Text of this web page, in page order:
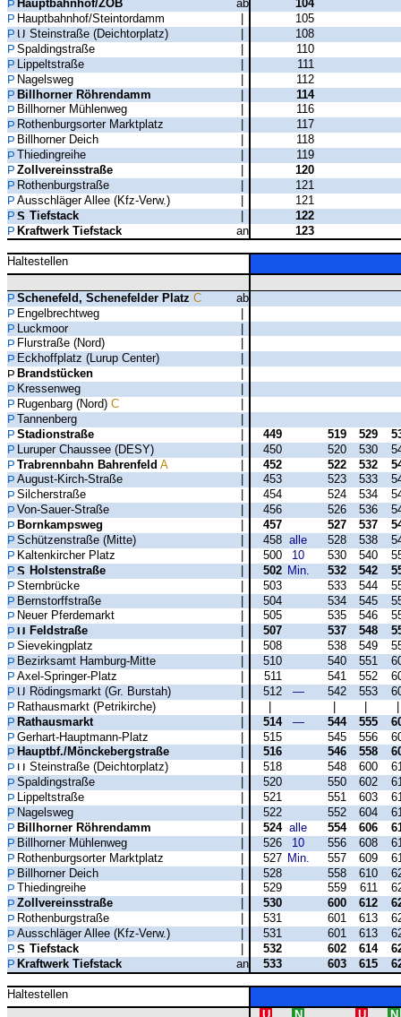
Hauptbahnhof/ZOB
ab
104
Hauptbahnhof/Steintordamm
105
Steinstraße (Deichtorplatz)
108
Spaldingstraße
110
Lippeltstraße
|
111
Nagelsweg
|
112
Billhorner Röhrendamm
|
114
Billhorner Mühlenweg
116
Rothenburgsorter Marktplatz
117
Billhorner Deich
118
Thiedingreihe
119
Zollvereinsstraße
120
Rothenburgstraße
121
Ausschläger Allee (Kfz-Verw.)
|
121
Tiefstack
|
122
Kraftwerk Tiefstack
an 123
Haltestellen
Schenefeld, Schenefelder Platz C
ab
Engelbrechtweg
|
Luckmoor
|
Flurstraße (Nord)
Eckhoffplatz (Lurup Center)
Brandstücken
Kressenweg
Rugenbarg (Nord)C
Tannenberg
Stadionstraße
449 519 529
Luruper Chaussee (DESY)
| 450 520 530
Trabrennbahn Bahrenfeld A | 452 522 532
August-Kirch-Straße
453 523 533
Silcherstraße
454 524 534
Von-Sauer-Straße
456 526 536
Bornkampsweg
457 527 537
Schützenstraße (Mitte)
458 alle 528 538
Kaltenkircher Platz
500 10 530 540
Holstenstraße
502 Min. 532 542
Sternbrücke
| 503 533 544
Bernstorffstraße
| 504 534 545
Neuer Pferdemarkt
505 535 546
Feldstraße
507 537 548
Sievekingplatz
508 538 549
Bezirksamt Hamburg-Mitte
510 540 551
Axel-Springer-Platz
511 541 552
Rödingsmarkt (Gr. Burstah)
512 — 542 553
Rathausmarkt (Petrikirche)
Rathausmarkt
| 514 — 544 555
Gerhart-Hauptmann-Platz
| 515 545 556
Hauptbf./Mönckebergstraße
516 546 558
Steinstraße (Deichtorplatz)
518 548 600
Spaldingstraße
520 550 602
Lippeltstraße
521 551 603
Nagelsweg
522 552 604
Billhorner Röhrendamm
524 alle 554 606
Billhorner Mühlenweg
526 10 556 608
Rothenburgsorter Marktplatz
| 527 Min. 557 609
Billhorner Deich
| 528 558 610
Thiedingreihe
529 559 611
Zollvereinsstraße
530 600 612
Rothenburgstraße
531 601 613
Ausschläger Allee (Kfz-Verw.)
531 601 613
Tiefstack
532 602 614
Kraftwerk Tiefstack
an 533 603 615
Haltestellen